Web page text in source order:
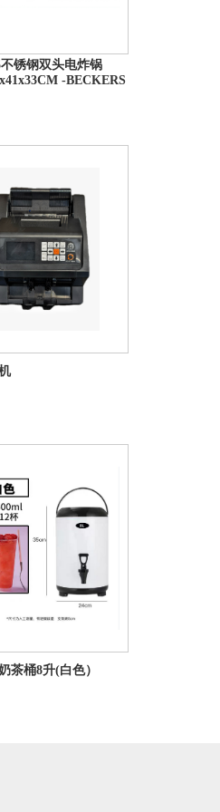
锈钢双头电炸锅
-BECKERS
茶桶8升(白色）